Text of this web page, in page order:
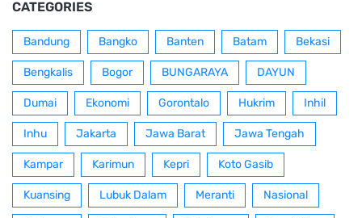
CATEGORIES
Bandung Bangko Banten Batam Bekasi
Bengkalis Bogor BUNGARAYA DAYUN
Dumai Ekonomi Gorontalo Hukrim Inhil
Inhu Jakarta Jawa Barat Jawa Tengah
Kampar Karimun Kepri Koto Gasib
Kuansing Lubuk Dalam Meranti Nasional